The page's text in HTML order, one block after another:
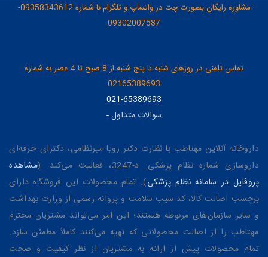
مشاوره رایگان بصورت چت در واتساپ و تلگرام با شماره 09358343612-
09302007587
تماس تلفنی در روزهای شنبه تا پنج شنبه از 8 صبح تا 4 عصر به شماره
02165389693
021-65389693
سوالات متداول-
داروخانه آنلاین مهتاطب با نظارت دکتر رویا میرنظامی، دکترای حرفه‌ای
داروسازی شماره نظام پزشکی: د-3247، فعالیت می‌کند. (
مشاهده
پروفایل در سامانه نظام پزشکی). تمام محصولات این فروشگاه دارای
برچسب اصالت کالا، کد سیب سلامت و پروانه رسمی از وزارت بهداشت
و سایر سازمان‌های مربوطه هستند؛ این امر می‌تواند مشتریان محترم
مهتاطب را از اصالت محصولاتی که تهیه می‌کنند کاملاً مطمئن سازد.
تمام محصولات پیش از ارائه به مشتریان از نظر کیفیت و صحت